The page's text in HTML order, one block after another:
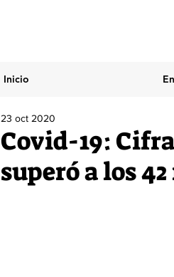
Inicio
Covid-19:
superó a los
23 oct 2020